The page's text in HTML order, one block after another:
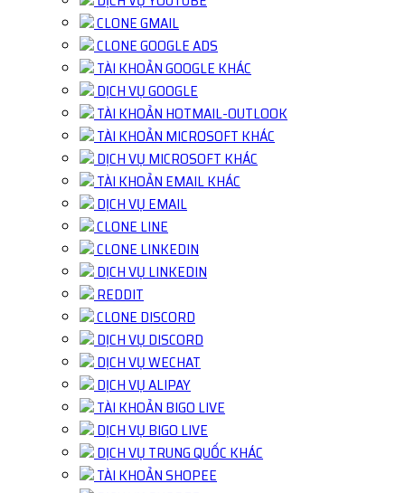
CLONE GMAIL
CLONE GOOGLE ADS
TÀI KHOẢN GOOGLE KHÁC
DỊCH VỤ GOOGLE
TÀI KHOẢN HOTMAIL-OUTLOOK
TÀI KHOẢN MICROSOFT KHÁC
DỊCH VỤ MICROSOFT KHÁC
TÀI KHOẢN EMAIL KHÁC
DỊCH VỤ EMAIL
CLONE LINE
CLONE LINKEDIN
DỊCH VỤ LINKEDIN
REDDIT
CLONE DISCORD
DỊCH VỤ DISCORD
DỊCH VỤ WECHAT
DỊCH VỤ ALIPAY
TÀI KHOẢN BIGO LIVE
DỊCH VỤ BIGO LIVE
DỊCH VỤ TRUNG QUỐC KHÁC
TÀI KHOẢN SHOPEE